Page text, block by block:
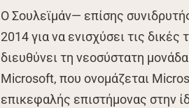
Ο Σουλεϊμάν— επίσης
2014 για να ενισχύσει τις
διευθύνει τη νεοσύστατη
Microsoft, που ονομάζεται
επικεφαλής επιστήμονας στην